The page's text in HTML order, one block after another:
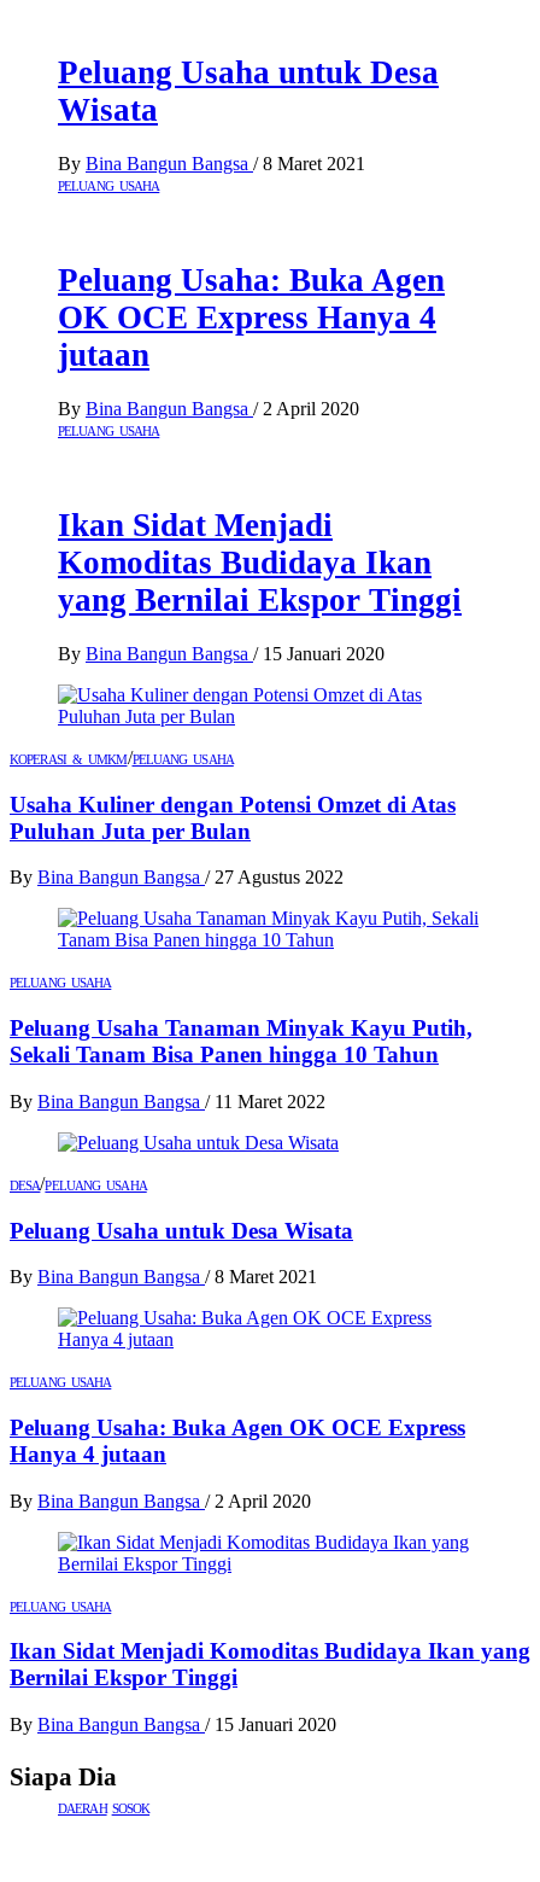
Peluang Usaha untuk Desa
Wisata
By Bina Bangun Bangsa / 8 Maret 2021
PELUANG USAHA
Peluang Usaha: Buka Agen
OK OCE Express Hanya 4
jutaan
By Bina Bangun Bangsa / 2 April 2020
PELUANG USAHA
Ikan Sidat Menjadi
Komoditas Budidaya Ikan
yang Bernilai Ekspor Tinggi
By Bina Bangun Bangsa / 15 Januari 2020
KOPERASI & UMKM/PELUANG USAHA
Usaha Kuliner dengan Potensi Omzet di Atas
Puluhan Juta per Bulan
By Bina Bangun Bangsa / 27 Agustus 2022
PELUANG USAHA
Peluang Usaha Tanaman Minyak Kayu Putih,
Sekali Tanam Bisa Panen hingga 10 Tahun
By Bina Bangun Bangsa / 11 Maret 2022
DESA/PELUANG USAHA
Peluang Usaha untuk Desa Wisata
By Bina Bangun Bangsa / 8 Maret 2021
PELUANG USAHA
Peluang Usaha: Buka Agen OK OCE Express
Hanya 4 jutaan
By Bina Bangun Bangsa / 2 April 2020
PELUANG USAHA
Ikan Sidat Menjadi Komoditas Budidaya Ikan yang
Bernilai Ekspor Tinggi
By Bina Bangun Bangsa / 15 Januari 2020
Siapa Dia
DAERAH SOSOK